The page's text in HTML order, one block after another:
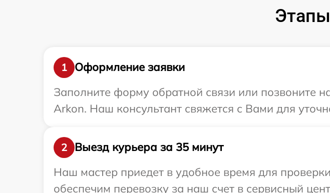
1
Оформление заявки
Заполните форму обратной связи или позвоните
Arkon. Наш консультант свяжется с Вами для
2
Выезд курьера за 35 минут
Наш мастер приедет в удобное время для
обеспечим перевозку за наш счет в сервисный